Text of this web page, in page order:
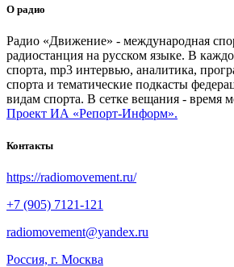
О радио
Радио «Движение» - международная
радиостанция на русском языке. В
спорта, mp3 интервью, аналитика,
спорта и тематические подкасты
видам спорта. В сетке вещания - время
Проект ИА «Репорт-Информ».
Контакты
https://radiomovement.ru/
+7 (905) 7121-121
radiomovement@yandex.ru
Россия, г. Москва